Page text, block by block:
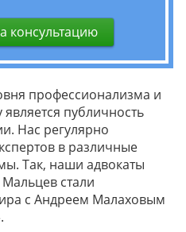
консультацию
профессионализма и
публичность
Нас регулярно
в различные
Так, наши адвокаты
стали
с Андреем Малаховым